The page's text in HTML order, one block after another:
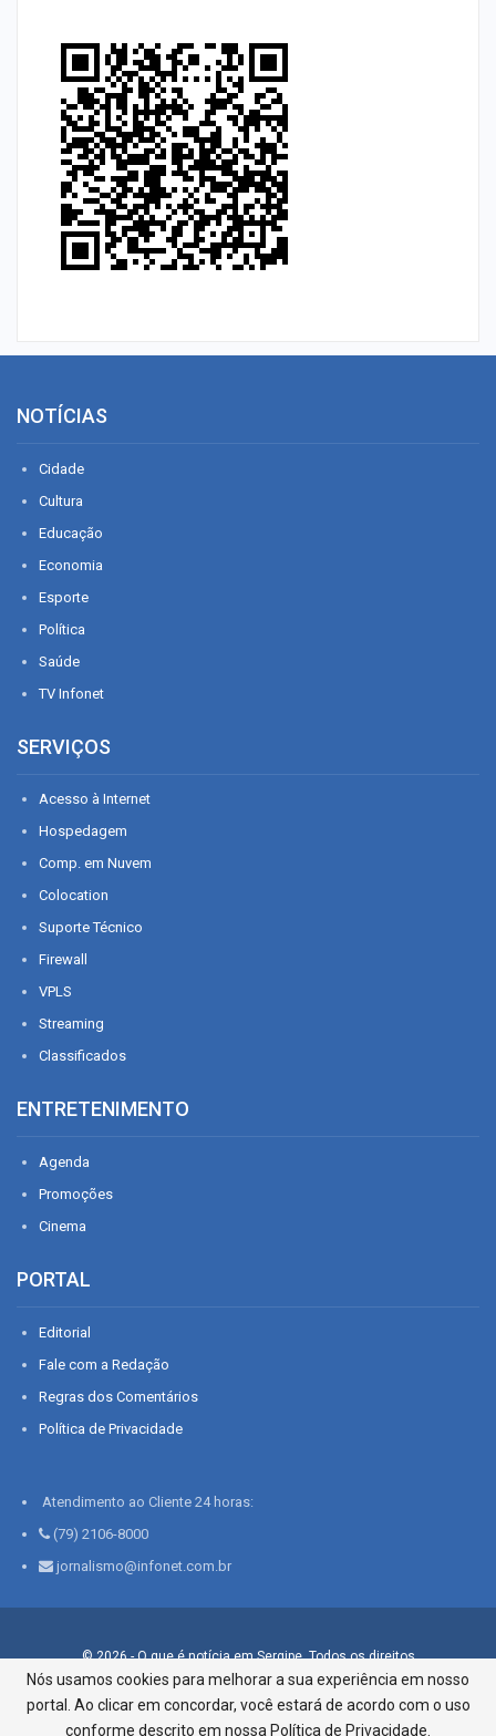
NOTÍCIAS
Cidade
Cultura
Educação
Economia
Esporte
Política
Saúde
TV Infonet
SERVIÇOS
Acesso à Internet
Hospedagem
Comp. em Nuvem
Colocation
Suporte Técnico
Firewall
VPLS
Streaming
Classificados
ENTRETENIMENTO
Agenda
Promoções
Cinema
PORTAL
Editorial
Fale com a Redação
Regras dos Comentários
Política de Privacidade
Atendimento ao Cliente 24 horas:
(79) 2106-8000
jornalismo@infonet.com.br
© 2026 - O que é notícia em Sergipe. Todos os direitos
reservados.
Infonet - Rua Monsenhor Silveira 276, Bairro São José |
Aracaju-SE, CEP 49015-030, Fone: 79.2106.8000 - CI Centro de
Nós usamos cookies para melhorar a sua experiência em nosso
portal. Ao clicar em concordar, você estará de acordo com o uso
conforme descrito em nossa Política de Privacidade.